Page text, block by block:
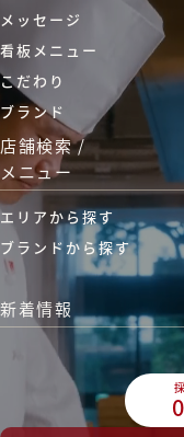
メッセージ
看板メニュー
こだわり
ブランド
店舗検索 /
メニュー
エリアから探す
ブランドから探す
新着情報